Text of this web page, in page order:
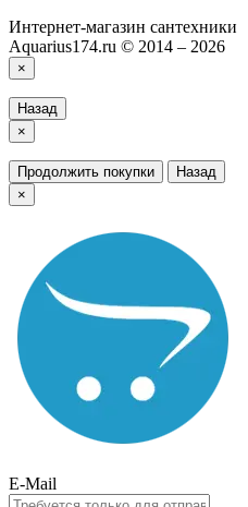
Интернет-магазин сантехники
Aquarius174.ru © 2014 – 2026
×
Назад
×
Продолжить покупки
Назад
×
E-Mail